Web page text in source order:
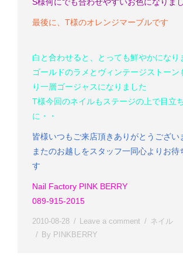
最後に、T様のオレンジマーブルです
白と合わせると、とっても鮮やかになり
ゴールドのラメとヴィンテージストーン
り一層ゴージャスになりました
T様今回のネイルもステージの上で目立
に・・
皆様いつもご来店頂きありがとうござい
またのお越しをスタッフ一同心よりお待
す
Nail Factory PINK BERRY
089-915-2015
2010-08-28 Leave a comment
ネイル
By PINKBERRY